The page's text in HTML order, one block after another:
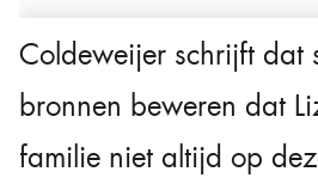
Coldeweijer schrijft dat
bronnen beweren dat
familie niet altijd op